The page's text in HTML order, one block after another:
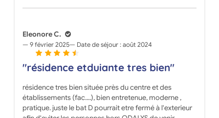
Eleonore C.
9 février 2025 Date de séjour :août 2024
"résidence etduiante tres bien"
résidence tres bien située près du centre et des
établissements (fac....), bien entretenue, moderne ,
pratique. juste le bat D pourrait etre fermé à l'exterieur